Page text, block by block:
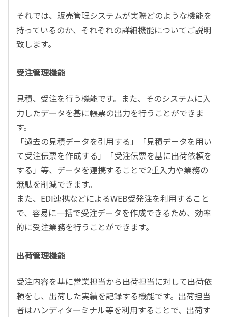
それでは、販売管理システムが実際どのような機能を
持っているのか、それぞれの詳細機能についてご説明
致します。
受注管理機能
見積、受注を行う機能です。また、そのシステムに入
力したデータを基に帳票の出力を行うことができま
す。
「過去の見積データを引用する」「見積データを用い
て受注伝票を作成する」「受注伝票を基に出荷依頼を
する」等、データを連携することで2重入力や業務の
無駄を削減できます。
また、EDI連携などによるWEB受発注を利用すること
で、容易に一括で受注データを作成できるため、効率
的に受注業務を行うことができます。
出荷管理機能
受注内容を基に営業担当から出荷担当に対して出荷依
頼をし、出荷した実績を記録する機能です。出荷担当
者はハンディターミナル等を利用することで、出荷す